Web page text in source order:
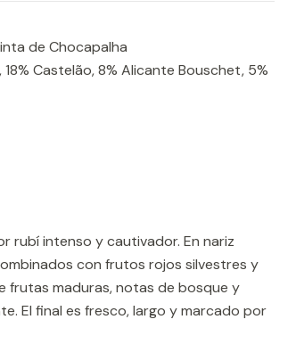
de Chocapalha
Castelão, 8% Alicante Bouschet, 5%
rubí intenso y cautivador. En nariz
con frutos rojos silvestres y
frutas maduras, notas de bosque y
El final es fresco, largo y marcado por